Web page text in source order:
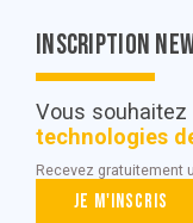
©
Inscription
Vous
technologies
Recevez gratuitement
Je m'inscris